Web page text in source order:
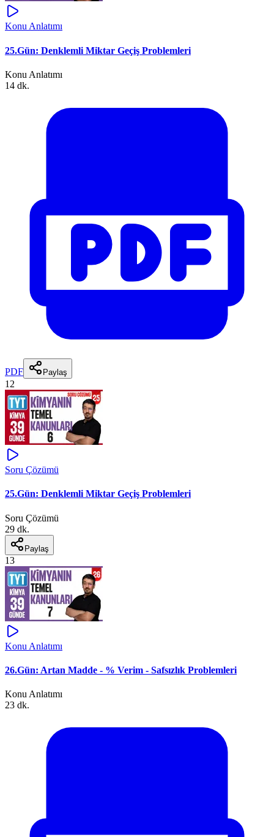
Konu Anlatımı
25.Gün: Denklemli Miktar Geçiş Problemleri
Konu Anlatımı
14 dk.
PDF Paylaş
12
Soru Çözümü
25.Gün: Denklemli Miktar Geçiş Problemleri
Soru Çözümü
29 dk.
Paylaş
13
Konu Anlatımı
26.Gün: Artan Madde - % Verim - Safsızlık Problemleri
Konu Anlatımı
23 dk.